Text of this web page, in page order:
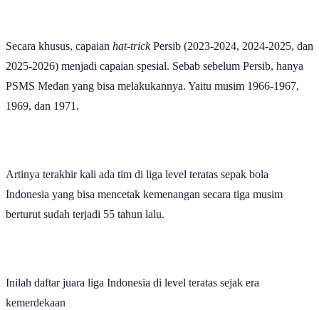
Secara khusus, capaian hat-trickPersib (2023-2024, 2024-2025, dan
2025-2026) menjadi capaian spesial. Sebab sebelum Persib, hanya
PSMS Medan yang bisa melakukannya. Yaitu musim 1966-1967,
1969, dan 1971.
Artinya terakhir kali ada tim di liga level teratas sepak bola
Indonesia yang bisa mencetak kemenangan secara tiga musim
berturut sudah terjadi 55 tahun lalu.
Inilah daftar juara liga Indonesia di level teratas sejak era
kemerdekaan